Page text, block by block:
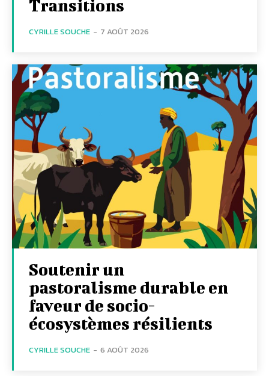
Transitions
CYRILLE SOUCHE - 7 AOÛT 2026
Soutenir un
pastoralisme durable en
faveur de socio-
écosystèmes résilients
CYRILLE SOUCHE - 6 AOÛT 2026